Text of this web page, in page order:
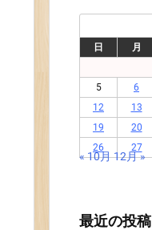
日
月
5
6
12
13
19
20
26
27
« 10月12月 »
最近の投稿